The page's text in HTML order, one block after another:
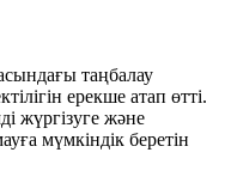
таңбалау
ерекше атап өтті.
жүргізуге және
мүмкіндік беретін